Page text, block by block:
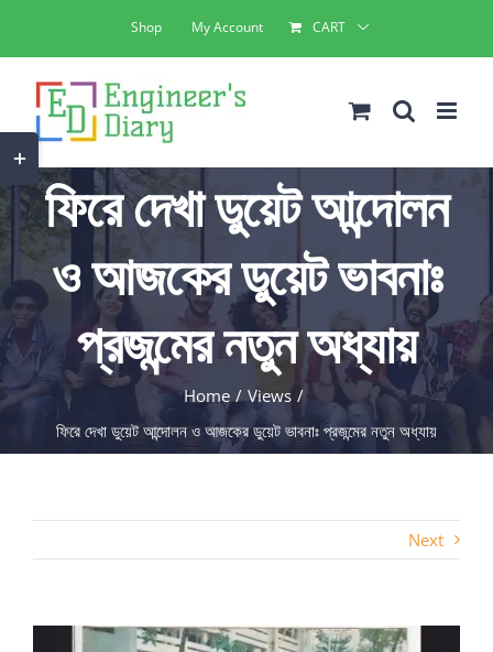
to
content
Shop My Account CART
ফিরে দেখা ডুয়েট আন্দোলন
ও আজকের ডুয়েট ভাবনাঃ
প্রজন্মের নতুন অধ্যায়
Home
Views
ফিরে দেখা ডুয়েট আন্দোলন ও আজকের ডুয়েট ভাবনাঃ প্রজন্মের নতুন অধ্যায়
Next
Toggle
Sliding
Bar
Area